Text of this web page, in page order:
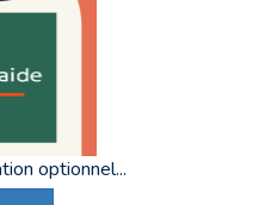
optionnel...